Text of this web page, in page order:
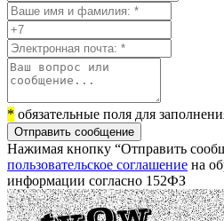
* обязательные поля для
Отправить сообщение
Нажимая кнопку “Отправить
пользовательское соглашение на
информации согласно 152ФЗ